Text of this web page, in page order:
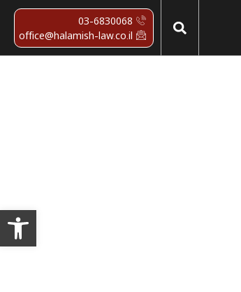
03-6830068
office@halamish-law.co.il
פתח